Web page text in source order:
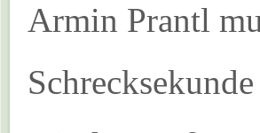
Armin Prantl